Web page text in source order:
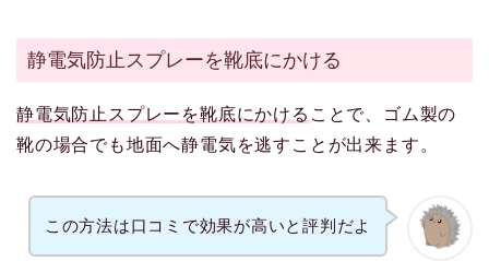
静電気防止スプレーを靴底にかける
静電気防止スプレーを靴底にかける ことで、ゴム製の
靴の場合でも地面へ静電気を逃すことが出来ます。
この方法は口コミで効果が高いと評判だよ